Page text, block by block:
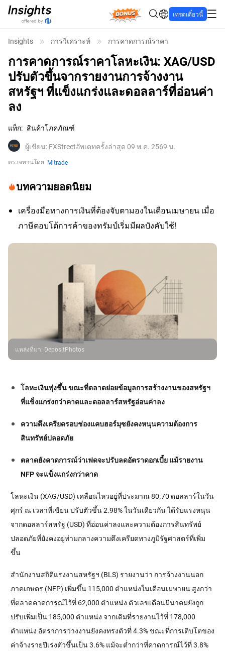
Bonus เทรดเดี๋ยวนี้
Insights การวิเคราะห์ การคาดการณ์ราคา
การคาดการณ์ราคาโลหะเงิน: XAG/USD
ปรับตัวขึ้นจากรายงานการจ้างงาน
สหรัฐฯ ที่แข็งแกร่งและดอลลาร์ที่อ่อนค่า
ลง
แท็ก: สินค้าโภคภัณฑ์
ผู้เขียน: FXStreetอัพเดทครั้งล่าสุด 09 พ.ค. 2569 น.
ตรวจทานโดย Mitrade
บทความยอดนิยม
เครื่องมือทางการเงินที่ต้องจับตามองในเดือนเมษายน เมื่อ
ภาษีตอบโต้การค้าของทรัมป์เริ่มมีผลบังคับใช้!
แหล่งที่มา: DepositPhotos
โลหะเงินพุ่งขึ้น ขณะที่ตลาดย่อยข้อมูลการสร้างงานของสหรัฐฯ
ที่แข็งแกร่งกว่าคาดและดอลลาร์สหรัฐอ่อนค่าลง
ความตึงเครียดรอบช่องแคบฮอร์มุซยังคงหนุนความต้องการ
สินทรัพย์ปลอดภัย
ตลาดยังคาดการณ์ว่าเฟดจะปรับลดอัตราดอกเบี้ย แม้รายงาน
NFP จะแข็งแกร่งกว่าคาด
โลหะเงิน (XAG/USD) เคลื่อนไหวอยู่ที่ประมาณ 80.70 ดอลลาร์ในวัน
ศุกร์ ณ เวลาที่เขียน ปรับตัวขึ้น 2.98% ในวันเดียวกัน ได้รับแรงหนุน
จากดอลลาร์สหรัฐ (USD) ที่อ่อนค่าลงและความต้องการสินทรัพย์
ปลอดภัยที่ยังคงอยู่ท่ามกลางความตึงเครียดทางภูมิรัฐศาสตร์ที่เพิ่ม
ขึ้น
สำนักงานสถิติแรงงานสหรัฐฯ (BLS) รายงานว่า การจ้างงานนอก
ภาคเกษตร (NFP) เพิ่มขึ้น 115,000 ตำแหน่งในเดือนเมษายน สูงกว่า
ที่ตลาดคาดการณ์ไว้ที่ 62,000 ตำแหน่ง ตัวเลขเดือนมีนาคมยังถูก
ปรับเพิ่มเป็น 185,000 ตำแหน่ง จากเดิมที่รายงานไว้ที่ 178,000
ตำแหน่ง อัตราการว่างงานยังคงทรงตัวที่ 4.3% ขณะที่การเติบโตของ
ค่าจ้างรายปีเร่งตัวขึ้นเป็น 3.6% แม้จะต่ำกว่าที่คาดการณ์ไว้ที่ 3.8%